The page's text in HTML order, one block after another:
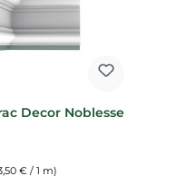
Decor Noblesse
€ / 1 m)